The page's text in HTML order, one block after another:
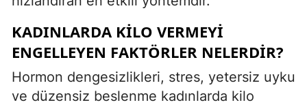
KADINLARDA KILO VERMEYI
ENGELLEYEN FAKTÖRLER NELERDIR?
Hormon dengesizlikleri, stres, yetersiz uyku
ve düzensiz beslenme kadınlarda kilo